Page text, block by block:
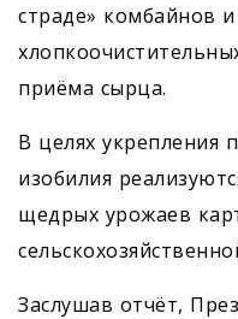
страде» комбайнов
приёма сырца.
В целях укрепления
изобилия
щедрых урожаев
Заслушав отчёт,